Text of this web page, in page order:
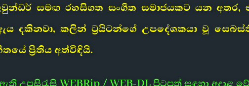
සමඟ රහසිගත සංගීත සමාජයකට යන අතර,
දකිනවා, කලින් ට්‍රයිටන්ගේ උපදේශකයා වූ
ප්‍රීතිය අත්විඳියි.